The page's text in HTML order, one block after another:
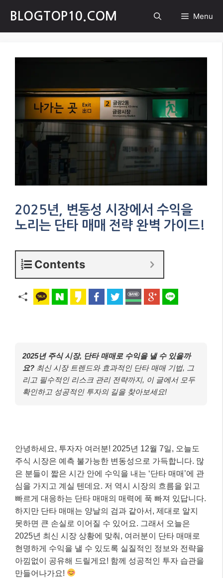
content
BLOGTOP10.COM Menu
2025년, 변동성 시장에서 수익을
노리는 단타 매매 전략 완벽 가이드!
Contents
2025년 주식 시장, 단타 매매로 수익을 낼 수 있을까
요? 최신 시장 트렌드와 효과적인 단타 매매 기법, 그
리고 필수적인 리스크 관리 전략까지, 이 글에서 모두
확인하고 성공적인 투자의 길을 찾아보세요!
안녕하세요, 투자자 여러분! 2025년 12월 7일, 오늘도
주식 시장은 예측 불가능한 변동성으로 가득합니다. 많
은 분들이 짧은 시간 안에 수익을 내는 ‘단타 매매’에 관
심을 가지고 계실 텐데요. 저 역시 시장의 흐름을 읽고
빠르게 대응하는 단타 매매의 매력에 푹 빠져 있답니다.
하지만 단타 매매는 양날의 검과 같아서, 제대로 알지
못하면 큰 손실로 이어질 수 있어요. 그래서 오늘은
2025년 최신 시장 상황에 맞춰, 여러분이 단타 매매로
현명하게 수익을 낼 수 있도록 실질적인 정보와 전략을
아낌없이 공유해 드릴게요! 함께 성공적인 투자 습관을
만들어나가요!